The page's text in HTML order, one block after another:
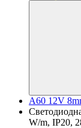
A60 12V
W/m, IP20,